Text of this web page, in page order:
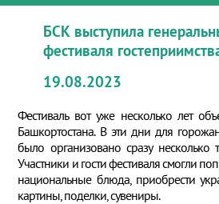
БСК выступила
фестиваля
19.08.2023
Фестиваль вот уже несколько лет
Башкортостана. В эти дни для
было организовано сразу несколько
Участники и гости фестиваля смогли
национальные блюда, приобрести
картины, поделки, сувениры.